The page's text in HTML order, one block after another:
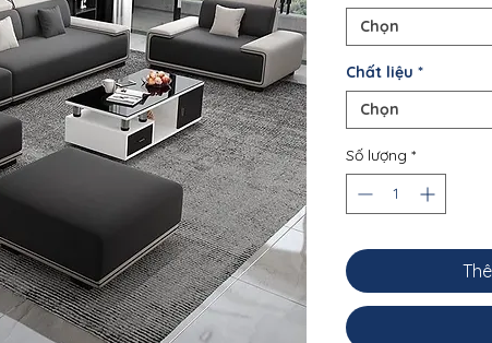
Chọn
Chất liệu *
Chọn
Số lượng *